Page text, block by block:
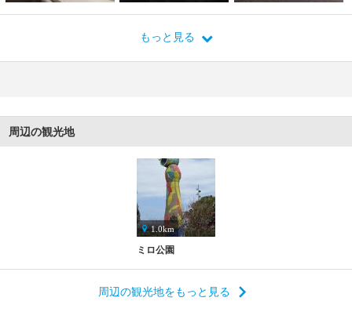
もっと見る
周辺の観光地
1.0km
ミロ公園
周辺の観光地をもっと見る